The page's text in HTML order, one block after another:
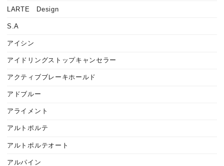
LARTE Design
S.A
アイシン
アイドリングストップキャンセラー
アクティブブレーキホールド
アドブルー
アライメント
アルトポルテ
アルトポルテオート
アルパイン